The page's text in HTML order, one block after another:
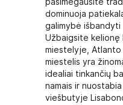
dominuoja
galimybė
Užbaigsite kelionę
miestelyje, Atlanto
miestelis yra
idealiai tinkančių
namais ir
viešbutyje